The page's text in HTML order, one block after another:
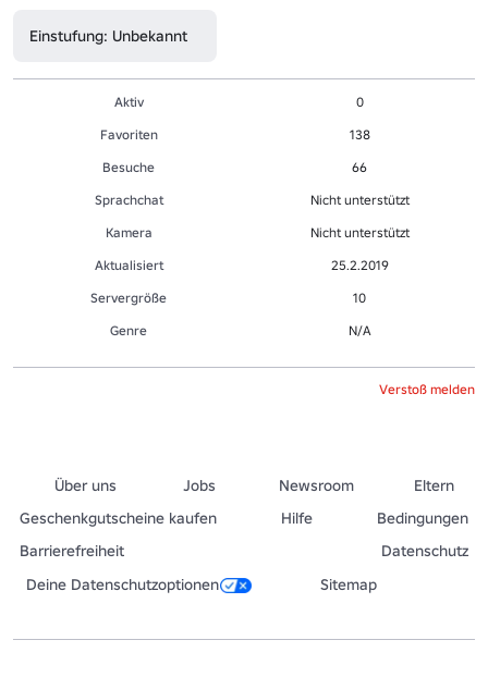
Einstufung: Unbekannt
Aktiv
0
Favoriten
138
Besuche
66
Sprachchat
Nicht unterstützt
Kamera
Nicht unterstützt
Aktualisiert
25.2.2019
Servergröße
10
Genre
N/A
Verstoß melden
Über uns Jobs Newsroom
Eltern
Geschenkgutscheine kaufen
Hilfe
Bedingungen
Barrierefreiheit
Datenschutz
Deine Datenschutzoptionen
Sitemap